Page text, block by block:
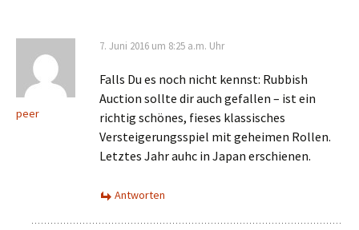
peer
7. Juni 2016 um 8:25 a.m. Uhr
Falls Du es noch nicht kennst: Rubbish
Auction sollte dir auch gefallen – ist ein
richtig schönes, fieses klassisches
Versteigerungsspiel mit geheimen Rollen.
Letztes Jahr auhc in Japan erschienen.
Antworten